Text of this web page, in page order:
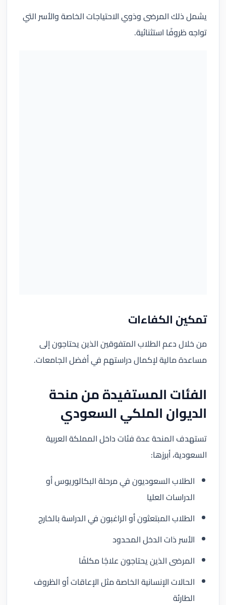
يشمل ذلك المرضى وذوي الاحتياجات الخاصة والأسر التي
تواجه ظروفًا استثنائية.
تمكين الكفاءات
من خلال دعم الطلاب المتفوقين الذين يحتاجون إلى
مساعدة مالية لإكمال دراستهم في أفضل الجامعات.
الفئات المستفيدة من منحة
الديوان الملكي السعودي
تستهدف المنحة عدة فئات داخل المملكة العربية
السعودية، أبرزها:
الطلاب السعوديون في مرحلة البكالوريوس أو
الدراسات العليا
الطلاب المبتعثون أو الراغبون في الدراسة بالخارج
الأسر ذات الدخل المحدود
المرضى الذين يحتاجون علاجًا مكلفًا
الحالات الإنسانية الخاصة مثل الإعاقات أو الظروف
الطارئة